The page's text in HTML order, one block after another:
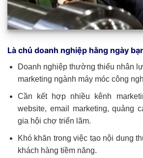
Là chủ doanh nghiệp hằng ngày
Doanh nghiệp thường thiếu nhân
marketing ngành máy móc công
Cần kết hợp nhiều kênh
website, email marketing, quảng
gia hội chợ triển lãm.
Khó khăn trong việc tạo nội dung
khách hàng tiềm năng.